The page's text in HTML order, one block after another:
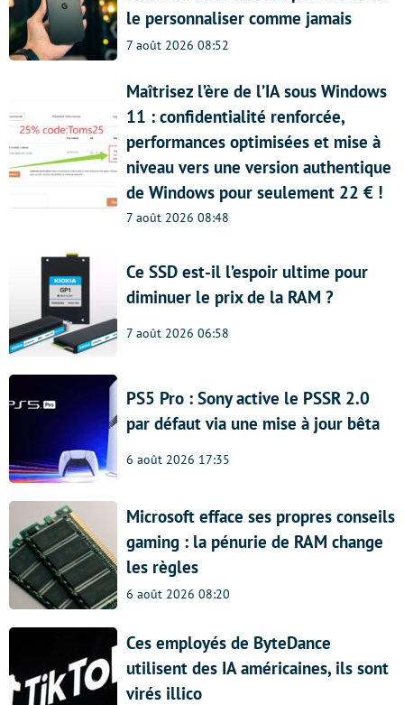
le personnaliser comme jamais
7 août 2026 08:52
Maîtrisez l’ère de l’IA sous Windows
11 : confidentialité renforcée,
performances optimisées et mise à
niveau vers une version authentique
de Windows pour seulement 22 € !
7 août 2026 08:48
Ce SSD est-il l’espoir ultime pour
diminuer le prix de la RAM ?
7 août 2026 06:58
PS5 Pro : Sony active le PSSR 2.0
par défaut via une mise à jour bêta
6 août 2026 17:35
Microsoft efface ses propres conseils
gaming : la pénurie de RAM change
les règles
6 août 2026 08:20
Ces employés de ByteDance
utilisent des IA américaines, ils sont
virés illico